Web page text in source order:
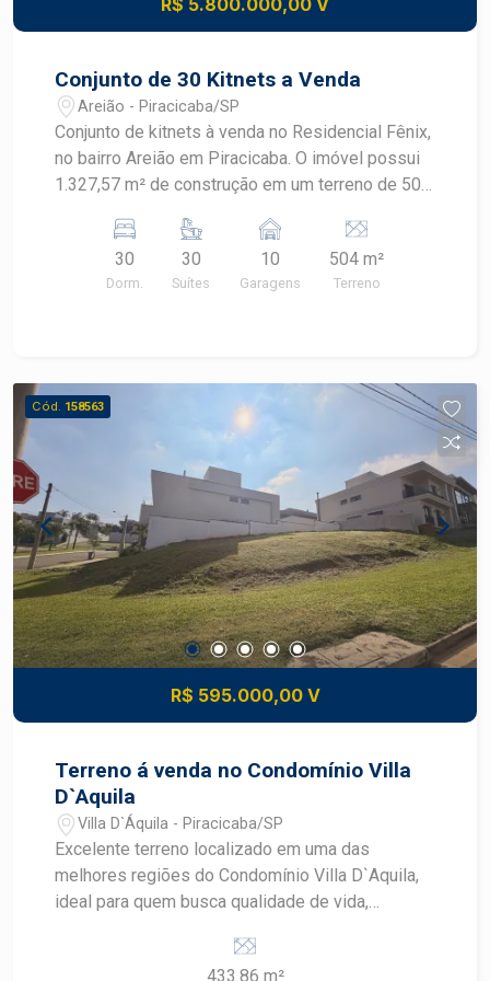
R$ 5.800.000,00 V
Conjunto de 30 Kitnets a Venda
Areião - Piracicaba/SP
Conjunto de kitnets à venda no Residencial Fênix,
no bairro Areião em Piracicaba. O imóvel possui
1.327,57 m² de construção em um terreno de 504
kitnets 2º andar: 10 kitnets Total: 30 kitnets
Garagem: 10 vagas cobertas alugadas a parte
Ótimo investimento, proximo ao Shopping
30
Dorm.
30
Suítes
10
Garagens
504 m²
Terreno
Cód. 158563
R$ 595.000,00 V
Terreno á venda no Condomínio Villa
D`Aquila
Villa D`Áquila - Piracicaba/SP
Excelente terreno localizado em uma das
melhores regiões do Condomínio Villa D`Aquila,
ideal para quem busca qualidade de vida,
de área, proporcionando melhor aproveitamento
433.86 m²